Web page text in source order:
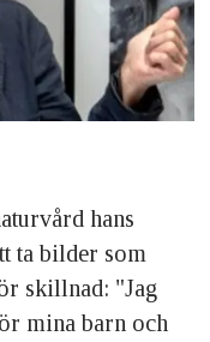
hans
ta bilder som
skillnad: "Jag
mina barn och